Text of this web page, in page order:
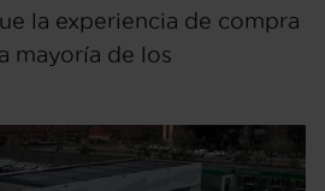
la experiencia de compra
mayoría de los